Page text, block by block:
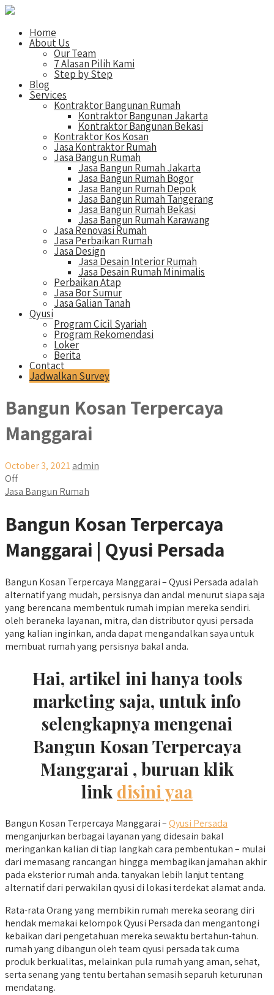
Home
About Us
Our Team
7 Alasan Pilih Kami
Step by Step
Blog
Services
Kontraktor Bangunan Rumah
Kontraktor Bangunan Jakarta
Kontraktor Bangunan Bekasi
Kontraktor Kos Kosan
Jasa Kontraktor Rumah
Jasa Bangun Rumah
Jasa Bangun Rumah Jakarta
Jasa Bangun Rumah Bogor
Jasa Bangun Rumah Depok
Jasa Bangun Rumah Tangerang
Jasa Bangun Rumah Bekasi
Jasa Bangun Rumah Karawang
Jasa Renovasi Rumah
Jasa Perbaikan Rumah
Jasa Design
Jasa Desain Interior Rumah
Jasa Desain Rumah Minimalis
Perbaikan Atap
Jasa Bor Sumur
Jasa Galian Tanah
Qyusi
Program Cicil Syariah
Program Rekomendasi
Loker
Berita
Contact
Jadwalkan Survey
Bangun Kosan Terpercaya
Manggarai
October 3, 2021admin
Off
Jasa Bangun Rumah
Bangun Kosan Terpercaya
Manggarai | Qyusi Persada
Bangun Kosan Terpercaya Manggarai – Qyusi Persada adalah
alternatif yang mudah, persisnya dan andal menurut siapa saja
yang berencana membentuk rumah impian mereka sendiri.
oleh beraneka layanan, mitra, dan distributor qyusi persada
yang kalian inginkan, anda dapat mengandalkan saya untuk
membuat rumah yang persisnya bakal anda.
Hai, artikel ini hanya tools
marketing saja, untuk info
selengkapnya mengenai
Bangun Kosan Terpercaya
Manggarai , buruan klik
link disini yaa
Bangun Kosan Terpercaya Manggarai –Qyusi Persada
menganjurkan berbagai layanan yang didesain bakal
meringankan kalian di tiap langkah cara pembentukan – mulai
dari memasang rancangan hingga membagikan jamahan akhir
pada eksterior rumah anda. tanyakan lebih lanjut tentang
alternatif dari perwakilan qyusi di lokasi terdekat alamat anda.
Rata-rata Orang yang membikin rumah mereka seorang diri
hendak memakai kelompok Qyusi Persada dan mengantongi
kebaikan dari pengetahuan mereka sewaktu bertahun-tahun.
rumah yang dibangun oleh team qyusi persada tak cuma
produk berkualitas, melainkan pula rumah yang aman, sehat,
serta senang yang tentu bertahan semasih separuh keturunan
mendatang.